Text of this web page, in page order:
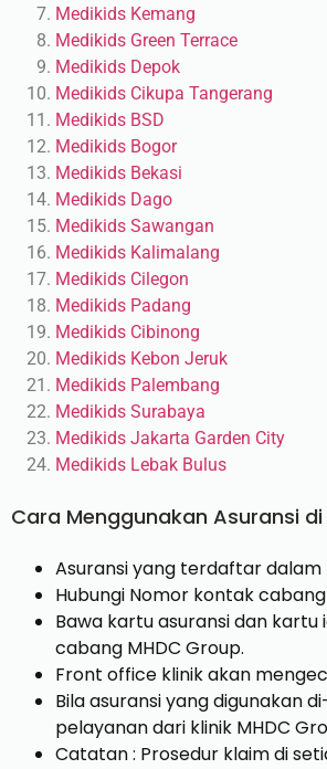
Medikids Kemang
Medikids Green Terrace
Medikids Depok
Medikids Cikupa Tangerang
Medikids BSD
Medikids Bogor
Medikids Bekasi
Medikids Dago
Medikids Sawangan
Medikids Kalimalang
Medikids Cilegon
Medikids Padang
Medikids Cibinong
Medikids Kebon Jeruk
Medikids Palembang
Medikids Surabaya
Medikids Jakarta Garden City
Medikids Lebak Bulus
Cara Menggunakan Asuransi di
Asuransi yang terdaftar dalam
Hubungi Nomor kontak
Bawa kartu asuransi dan
cabang MHDC Group.
Front office klinik akan
Bila asuransi yang digunakan
pelayanan dari klinik MHDC
Catatan : Prosedur klaim di